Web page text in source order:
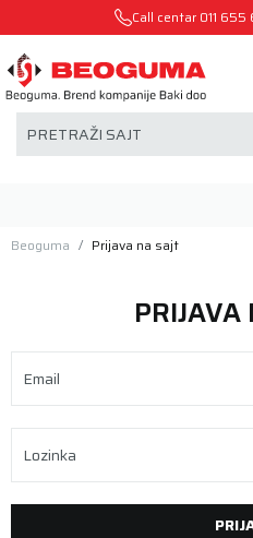
Call centar 011 655
PRETRAŽI SAJT
Beoguma Prijava na sajt
PRIJAVA
Email
Lozinka